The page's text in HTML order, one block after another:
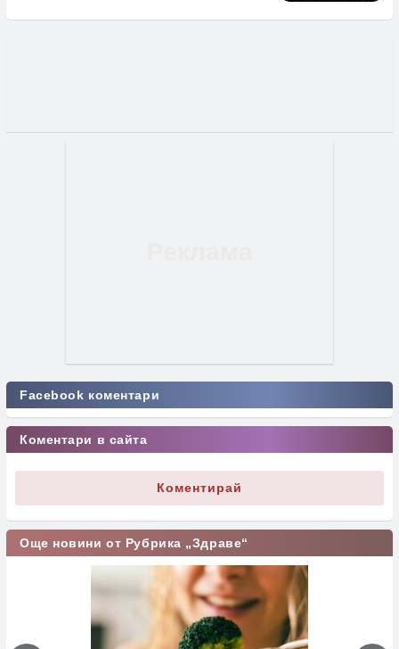
Facebook коментари
Коментари в сайта
Коментирай
Още новини от Рубрика „Здраве“